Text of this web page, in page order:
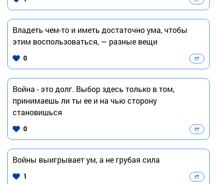
Владеть чем-то и иметь достаточно ума, чтобы
этим воспользоваться, — разные вещи
0
Война - это долг. Выбор здесь только в том,
принимаешь ли ты ее и на чью сторону
становишься
0
Войны выигрывает ум, а не грубая сила
1